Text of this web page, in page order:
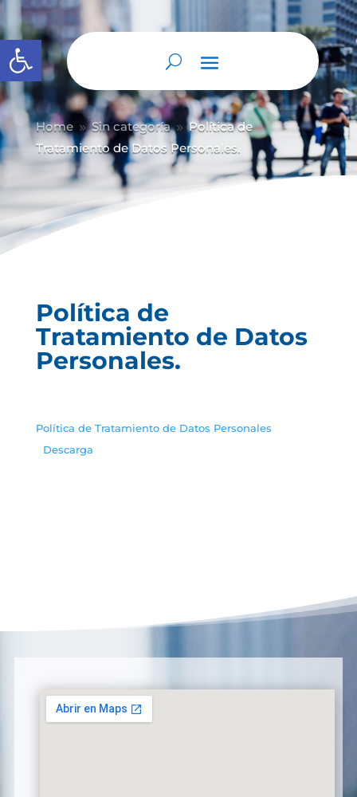
Abrir barra de herramientas
Home 9 Sin categoría 9 Política de
Tratamiento de Datos Personales.
Política de
Tratamiento de Datos
Personales.
Política de Tratamiento de Datos Personales
Descarga